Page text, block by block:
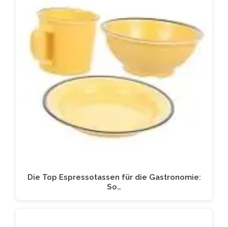
Die Top Espressotassen für die Gastronomie:
So…